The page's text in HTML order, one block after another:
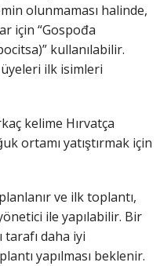
olunmaması halinde,
için “Gospođa
kullanılabilir.
üyeleri ilk isimleri
kelime Hırvatça
ortamı yatıştırmak için
ve ilk toplantı,
ile yapılabilir. Bir
daha iyi
yapılması beklenir.